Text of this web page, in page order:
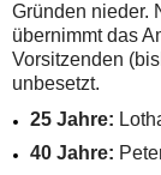
Gründen nieder.
übernimmt das
Vorsitzenden
unbesetzt.
25 Jahre:
40 Jahre: